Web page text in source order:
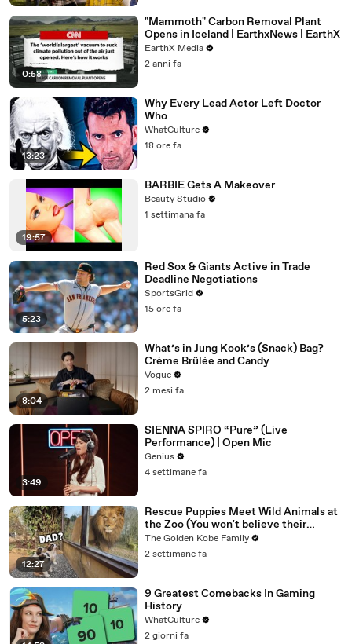
0:58
"Mammoth" Carbon Removal Plant
Opens in Iceland | EarthxNews | EarthX
EarthX Media
2 anni fa
13:23
Why Every Lead Actor Left Doctor
Who
WhatCulture
18 ore fa
19:57
BARBIE Gets A Makeover
Beauty Studio
1 settimana fa
5:23
Red Sox & Giants Active in Trade
Deadline Negotiations
SportsGrid
15 ore fa
8:04
What’s in Jung Kook’s (Snack) Bag?
Crème Brûlée and Candy
Vogue
2 mesi fa
3:49
SIENNA SPIRO “Pure” (Live
Performance) | Open Mic
Genius
4 settimane fa
12:27
Rescue Puppies Meet Wild Animals at
the Zoo (You won't believe their
reaction)
The Golden Kobe Family
2 settimane fa
9 Greatest Comebacks In Gaming
History
WhatCulture
2 giorni fa